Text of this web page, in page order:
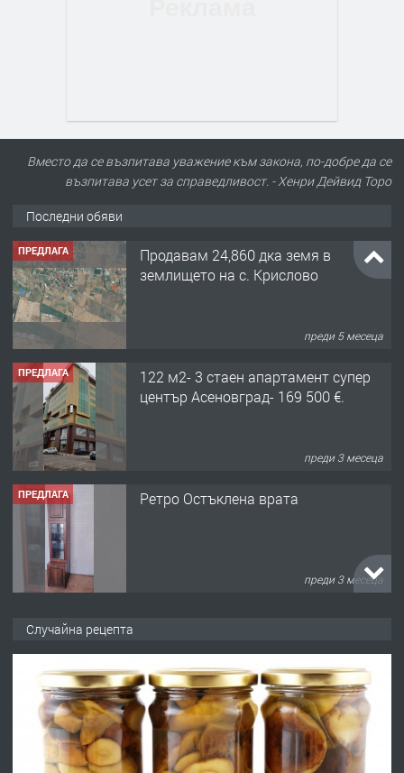
Вместо да се възпитава уважение към закона, по-добре да се
възпитава усет за справедливост. - Хенри Дейвид Торо
Последни обяви
ПРЕДЛАГА
Продавам 24,860 дка земя в
землището на с. Крислово
преди 5 месеца
ПРЕДЛАГА
122 м2- 3 стаен апартамент супер
център Асеновград- 169 500 €.
преди 3 месеца
ПРЕДЛАГА Ретро Остъклена врата
преди 3 месеца
преди 10 месеца
ПРЕДЛАГА
Професионална броячна машина -
със сертификат от ЕЦБ
Случайна рецепта